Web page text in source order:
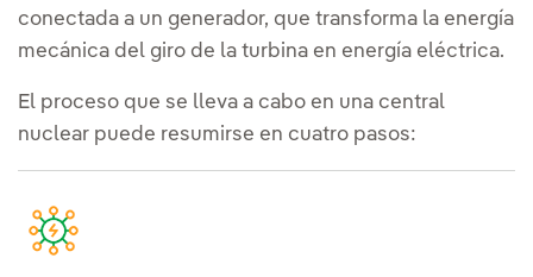
conectada a un generador, que transforma la energía
mecánica del giro de la turbina en energía eléctrica.
El proceso que se lleva a cabo en una central
nuclear puede resumirse en cuatro pasos: